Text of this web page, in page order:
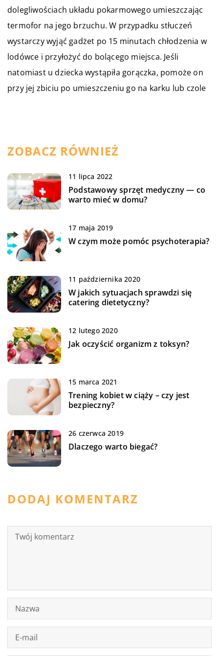
dolegliwościach układu pokarmowego umieszczając
termofor na jego brzuchu. W przypadku stłuczeń
wystarczy wyjąć gadżet po 15 minutach chłodzenia w
lodówce i przyłożyć do bolącego miejsca. Jeśli
natomiast u dziecka wystąpiła gorączka, pomoże on
przy jej zbiciu po umieszczeniu go na karku lub czole
ZOBACZ RÓWNIEŻ
11 lipca 2022
Podstawowy sprzęt medyczny — co
warto mieć w domu?
17 maja 2019
W czym może pomóc psychoterapia?
11 października 2020
W jakich sytuacjach sprawdzi się
catering dietetyczny?
12 lutego 2020
Jak oczyścić organizm z toksyn?
15 marca 2021
Trening kobiet w ciąży – czy jest
bezpieczny?
26 czerwca 2019
Dlaczego warto biegać?
DODAJ KOMENTARZ